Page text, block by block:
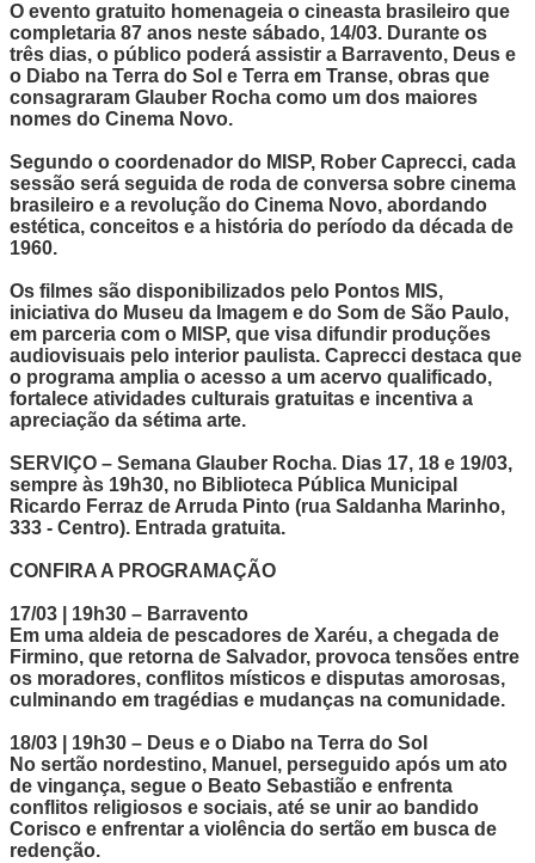
O evento gratuito homenageia o cineasta brasileiro que
completaria 87 anos neste sábado, 14/03. Durante os
três dias, o público poderá assistir a Barravento, Deus e
o Diabo na Terra do Sol e Terra em Transe, obras que
consagraram Glauber Rocha como um dos maiores
nomes do Cinema Novo.
Segundo o coordenador do MISP, Rober Caprecci, cada
sessão será seguida de roda de conversa sobre cinema
brasileiro e a revolução do Cinema Novo, abordando
estética, conceitos e a história do período da década de
1960.
Os filmes são disponibilizados pelo Pontos MIS,
iniciativa do Museu da Imagem e do Som de São Paulo,
em parceria com o MISP, que visa difundir produções
audiovisuais pelo interior paulista. Caprecci destaca que
o programa amplia o acesso a um acervo qualificado,
fortalece atividades culturais gratuitas e incentiva a
apreciação da sétima arte.
SERVIÇO – Semana Glauber Rocha. Dias 17, 18 e 19/03,
sempre às 19h30, no Biblioteca Pública Municipal
Ricardo Ferraz de Arruda Pinto (rua Saldanha Marinho,
333 - Centro). Entrada gratuita.
CONFIRA A PROGRAMAÇÃO
17/03 | 19h30 – Barravento
Em uma aldeia de pescadores de Xaréu, a chegada de
Firmino, que retorna de Salvador, provoca tensões entre
os moradores, conflitos místicos e disputas amorosas,
culminando em tragédias e mudanças na comunidade.
18/03 | 19h30 – Deus e o Diabo na Terra do Sol
No sertão nordestino, Manuel, perseguido após um ato
de vingança, segue o Beato Sebastião e enfrenta
conflitos religiosos e sociais, até se unir ao bandido
Corisco e enfrentar a violência do sertão em busca de
redenção.